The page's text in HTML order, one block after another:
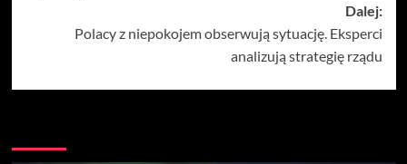
Dalej:
Polacy z niepokojem obserwują sytuację. Eksperci
analizują strategię rządu